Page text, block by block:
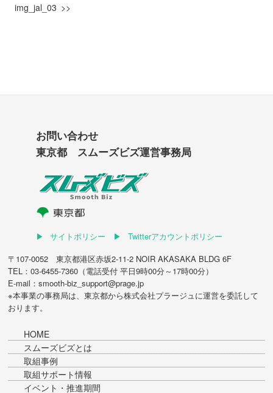
img_jal_03
お問い合わせ
東京都 スムーズビズ運営事務局
サイトポリシー
Twitterアカウントポリシー
〒107-0052 東京都港区赤坂2-11-2 NOIR AKASAKA BLDG 6F
TEL：03-6455-7360（電話受付 平日9時00分～17時00分）
E-mail：smooth-biz_support@prage.jp
※本事業の事務局は、東京都から株式会社プラージュに運営を委託して
おります。
HOME
スムーズビズとは
取組事例
取組サポート情報
イベント・推進期間